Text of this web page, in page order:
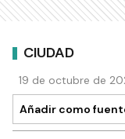
CIUDAD
19 de octubre de
Añadir como